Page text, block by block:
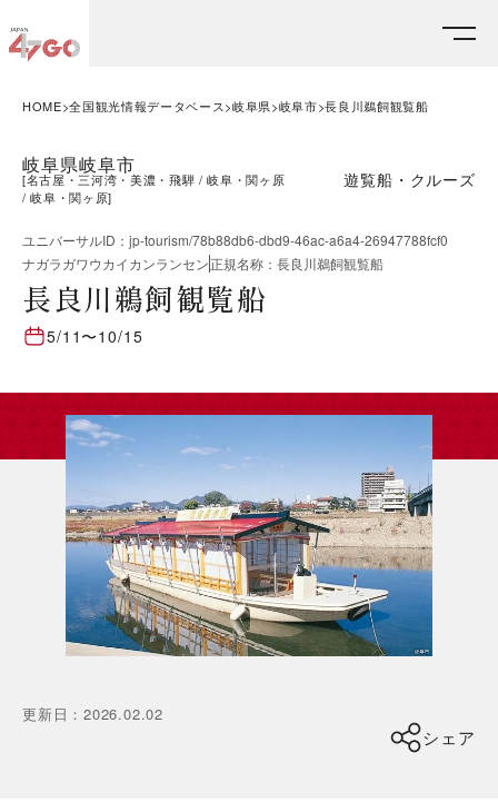
HOME 全国観光情報データベース 岐阜県 岐阜市 長良川鵜飼観覧船
岐阜県岐阜市
[名古屋・三河湾・美濃・飛騨
岐阜・関ヶ原
岐阜・関ヶ原]
遊覧船・クルーズ
ユニバーサルID ： jp-tourism/78b88db6-dbd9-46ac-a6a4-26947788fcf0
ナガラガワウカイカンランセン正規名称 ： 長良川鵜飼観覧船
長良川鵜飼観覧船
5/11 〜10/15
更新日 ：2026.02.02
シェア